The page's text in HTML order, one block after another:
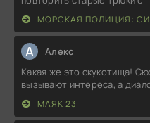
МОРСКАЯ ПОЛИЦИЯ:
А Алекс
Какая же это скукотища!
вызывают интереса, а
МАЯК 23